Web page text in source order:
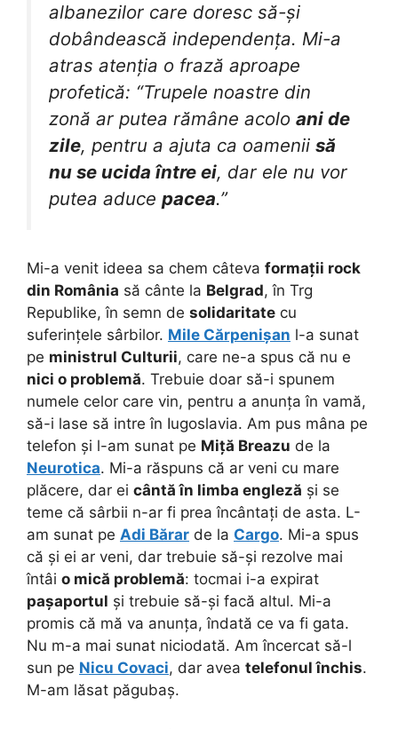
albanezilor care doresc să-și
dobândească independența. Mi-a
atras atenția o frază aproape
profetică: “Trupele noastre din
zonă ar putea rămâne acolo ani de
zile, pentru a ajuta ca oamenii să
nu se ucida între ei, dar ele nu vor
putea aduce pacea.”
Mi-a venit ideea sa chem câteva formații rock
din România să cânte la Belgrad, în Trg
Republike, în semn de solidaritate cu
suferințele sârbilor. Mile Cărpenișan l-a sunat
pe ministrul Culturii, care ne-a spus că nu e
nici o problemă. Trebuie doar să-i spunem
numele celor care vin, pentru a anunța în vamă,
să-i lase să intre în Iugoslavia. Am pus mâna pe
telefon și l-am sunat pe Miță Breazu de la
Neurotica. Mi-a răspuns că ar veni cu mare
plăcere, dar ei cântă în limba engleză și se
teme că sârbii n-ar fi prea încântați de asta. L-
am sunat pe Adi Bărar de la Cargo. Mi-a spus
că și ei ar veni, dar trebuie să-și rezolve mai
întâi o mică problemă: tocmai i-a expirat
pașaportul și trebuie să-și facă altul. Mi-a
promis că mă va anunța, îndată ce va fi gata.
Nu m-a mai sunat niciodată. Am încercat să-l
sun pe Nicu Covaci, dar avea telefonul închis.
M-am lăsat păgubaș.